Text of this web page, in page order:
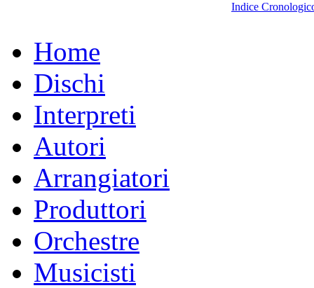
Indice
Home
Dischi
Interpreti
Autori
Arrangiatori
Produttori
Orchestre
Musicisti